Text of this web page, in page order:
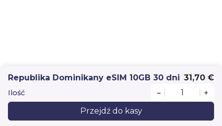
Republika Dominikany eSIM 10GB 30 dni 31,70 €
Ilość – +
Przejdź do kasy